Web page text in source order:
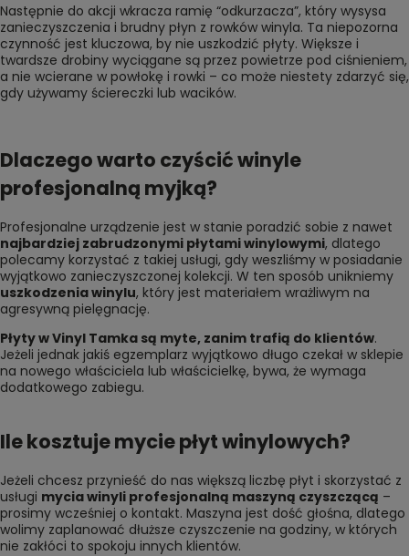
Następnie do akcji wkracza ramię “odkurzacza”, który wysysa
zanieczyszczenia i brudny płyn z rowków winyla. Ta niepozorna
czynność jest kluczowa, by nie uszkodzić płyty. Większe i
twardsze drobiny wyciągane są przez powietrze pod ciśnieniem,
a nie wcierane w powłokę i rowki – co może niestety zdarzyć się,
gdy używamy ściereczki lub wacików.
Dlaczego warto czyścić winyle
profesjonalną myjką?
Profesjonalne urządzenie jest w stanie poradzić sobie z nawet
najbardziej zabrudzonymi płytami winylowymi, dlatego
polecamy korzystać z takiej usługi, gdy weszliśmy w posiadanie
wyjątkowo zanieczyszczonej kolekcji. W ten sposób unikniemy
uszkodzenia winylu, który jest materiałem wrażliwym na
agresywną pielęgnację.
Płyty w Vinyl Tamka są myte, zanim trafią do klientów.
Jeżeli jednak jakiś egzemplarz wyjątkowo długo czekał w sklepie
na nowego właściciela lub właścicielkę, bywa, że wymaga
dodatkowego zabiegu.
Ile kosztuje mycie płyt winylowych?
Jeżeli chcesz przynieść do nas większą liczbę płyt i skorzystać z
usługi mycia winyli profesjonalną maszyną czyszczącą –
prosimy wcześniej o kontakt. Maszyna jest dość głośna, dlatego
wolimy zaplanować dłuższe czyszczenie na godziny, w których
nie zakłóci to spokoju innych klientów.